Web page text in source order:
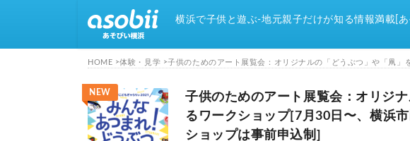
横浜で子供と遊ぶ-地元親子だけが知る情報満載[あ
HOME 体験・見学 子供のためのアート展覧会：オリジナルの「どうぶつ」や「凧
NEW
子供のためのアート展覧会：オリジ
るワークショップ[7月30日〜、横浜
ショップは事前申込制]